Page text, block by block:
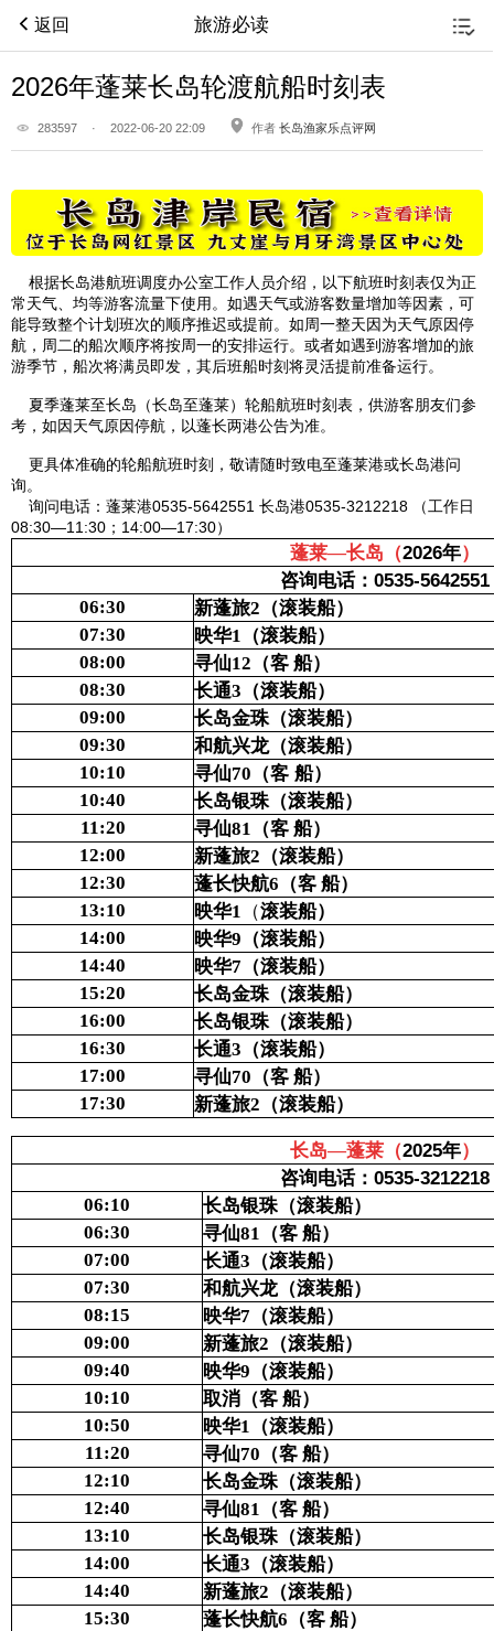
返回 旅游必读
2026年蓬莱长岛轮渡航船时刻表
283597 · 2022-06-20 22:09 作者 长岛渔家乐点评网
根据长岛港航班调度办公室工作人员介绍，以下航班时刻表仅为正
常天气、均等游客流量下使用。如遇天气或游客数量增加等因素，可
能导致整个计划班次的顺序推迟或提前。如周一整天因为天气原因停
航，周二的船次顺序将按周一的安排运行。或者如遇到游客增加的旅
游季节，船次将满员即发，其后班船时刻将灵活提前准备运行。
夏季蓬莱至长岛（长岛至蓬莱）轮船航班时刻表，供游客朋友们参
考，如因天气原因停航，以蓬长两港公告为准。
更具体准确的轮船航班时刻，敬请随时致电至蓬莱港或长岛港问
询。
询问电话：蓬莱港0535-5642551 长岛港0535-3212218 （工作日
08:30—11:30；14:00—17:30）
蓬莱—长岛（2026年）
咨询电话： 0535-5642551
06:30 新蓬旅2 （滚装船）
07:30
映华1 （滚装船）
08:00
寻仙12 （客 船）
08:30
长通3 （滚装船）
09:00
长岛金珠（滚装船）
09:30
和航兴龙（滚装船）
10:10
寻仙70 （客 船）
10:40
长岛银珠（滚装船）
11:20
寻仙81 （客 船）
12:00
新蓬旅2 （滚装船）
12:30
蓬长快航6 （客 船）
13:10
映华1 （滚装船）
14:00
映华9 （滚装船）
14:40
映华7 （滚装船）
15:20
长岛金珠（滚装船）
16:00
长岛银珠（滚装船）
16:30
长通3 （滚装船）
17:00
寻仙70 （客 船）
17:30
新蓬旅2 （滚装船）
长岛—蓬莱（2025年）
咨询电话： 0535-3212218
06:10 长岛银珠 （滚装船）
06:30
寻仙81 （客 船）
07:00
长通3 （滚装船）
07:30
和航兴龙 （滚装船）
08:15
映华7 （滚装船）
09:00
新蓬旅2 （滚装船）
09:40
映华9 （滚装船）
10:10
取消（客 船）
10:50
映华1
（滚装船）
11:20
寻仙70 （客 船）
12:10
长岛金珠 （滚装船）
12:40
寻仙81 （客 船）
13:10
长岛银珠 （滚装船）
14:00
长通3 （滚装船）
14:40
新蓬旅2 （滚装船）
15:30
蓬长快航6 （客 船）